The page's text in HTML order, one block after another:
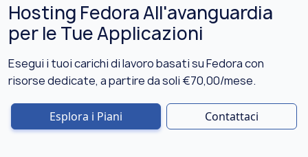
Hosting Fedora All'avanguardia
per le Tue Applicazioni
Esegui i tuoi carichi di lavoro basati su Fedora con
risorse dedicate, a partire da soli €70,00/mese.
Esplora i Piani Contattaci